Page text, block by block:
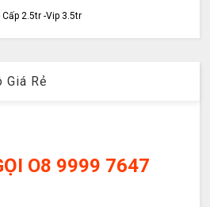
2.5tr -Vip 3.5tr
Giá Rẻ
O8 9999 7647